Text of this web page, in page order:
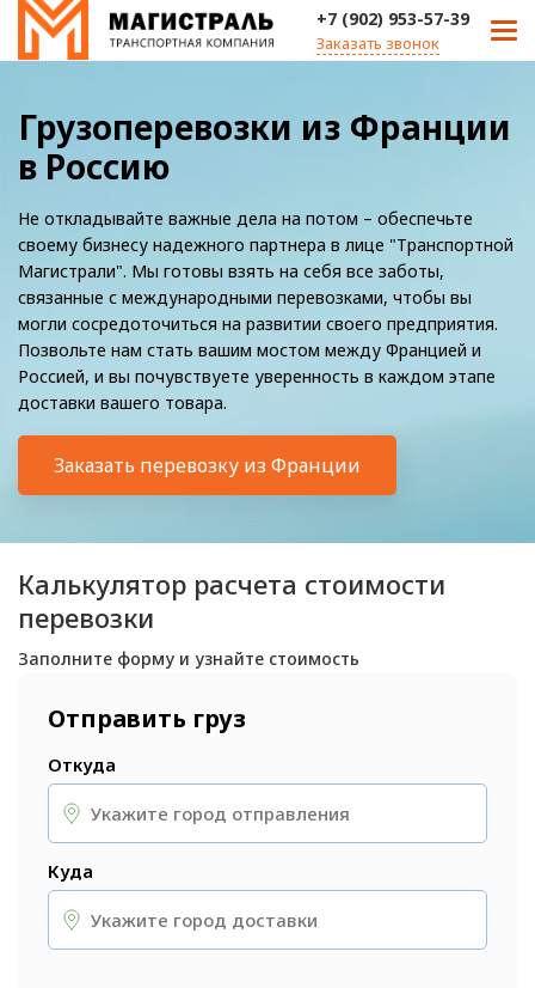
+7 (902) 953-57-39
Заказать звонок
Грузоперевозки из Франции
в Россию
Не откладывайте важные дела на потом – обеспечьте
своему бизнесу надежного партнера в лице "Транспортной
Магистрали". Мы готовы взять на себя все заботы,
связанные с международными перевозками, чтобы вы
могли сосредоточиться на развитии своего предприятия.
Позвольте нам стать вашим мостом между Францией и
Россией, и вы почувствуете уверенность в каждом этапе
доставки вашего товара.
Заказать перевозку из Франции
Калькулятор расчета стоимости
перевозки
Заполните форму и узнайте стоимость
Отправить груз
Откуда
Куда